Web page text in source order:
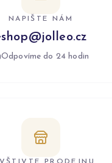
NAPIŠTE NÁM
Odpovíme do 24 hodin